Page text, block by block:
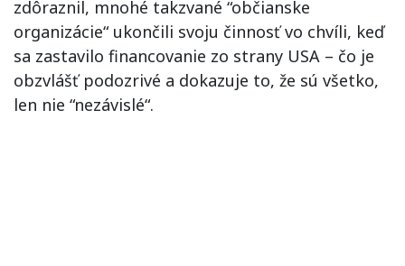
zdôraznil, mnohé takzvané “občianske
organizácie“ ukončili svoju činnosť vo chvíli, keď
sa zastavilo financovanie zo strany USA – čo je
obzvlášť podozrivé a dokazuje to, že sú všetko,
len nie “nezávislé“.